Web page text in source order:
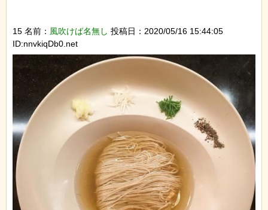
15 名前： 風吹けば名無し 投稿日：2020/05/16 15:44:05
ID:nnvkiqDb0.net